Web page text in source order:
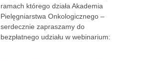
ramach którego działa Akademia
Pielęgniarstwa Onkologicznego –
serdecznie zapraszamy do
bezpłatnego udziału w webinarium: